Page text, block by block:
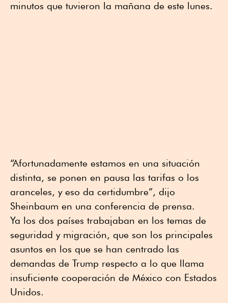
minutos que tuvieron la mañana de este lunes.
“Afortunadamente estamos en una situación
distinta, se ponen en pausa las tarifas o los
aranceles, y eso da certidumbre”, dijo
Sheinbaum en una conferencia de prensa.
Ya los dos países trabajaban en los temas de
seguridad y migración, que son los principales
asuntos en los que se han centrado las
demandas de Trump respecto a lo que llama
insuficiente cooperación de México con Estados
Unidos.